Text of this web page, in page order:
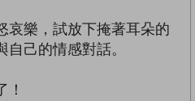
哀樂，試放下掩著耳朵的
己的情感對話。
！